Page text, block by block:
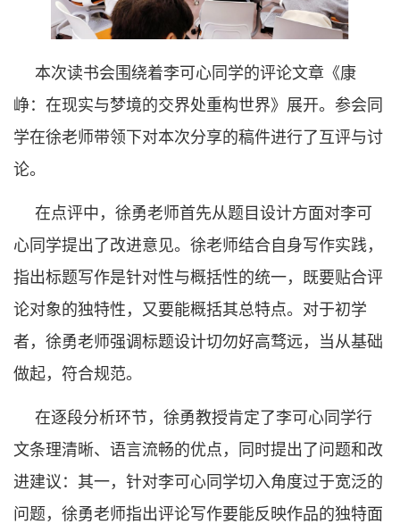
本次读书会围绕着李可心同学的评论文章《康
峥：在现实与梦境的交界处重构世界》展开。参会同
学在徐老师带领下对本次分享的稿件进行了互评与讨
论。
在点评中，徐勇老师首先从题目设计方面对李可
心同学提出了改进意见。徐老师结合自身写作实践，
指出标题写作是针对性与概括性的统一，既要贴合评
论对象的独特性，又要能概括其总特点。对于初学
者，徐勇老师强调标题设计切勿好高骛远，当从基础
做起，符合规范。
在逐段分析环节，徐勇教授肯定了李可心同学行
文条理清晰、语言流畅的优点，同时提出了问题和改
进建议：其一，针对李可心同学切入角度过于宽泛的
问题，徐勇老师指出评论写作要能反映作品的独特面